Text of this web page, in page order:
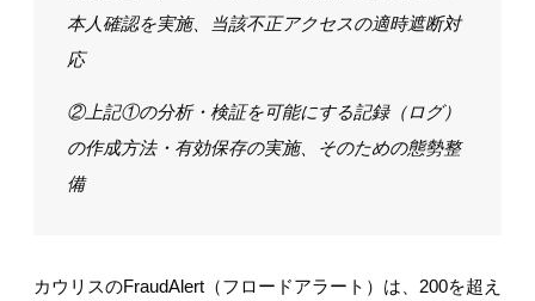
本人確認を実施、当該不正アクセスの適時遮断対
応
②上記①の分析・検証を可能にする記録（ログ）
の作成方法・有効保存の実施、そのための態勢整
備
カウリスのFraudAlert（フロードアラート）は、200を超え